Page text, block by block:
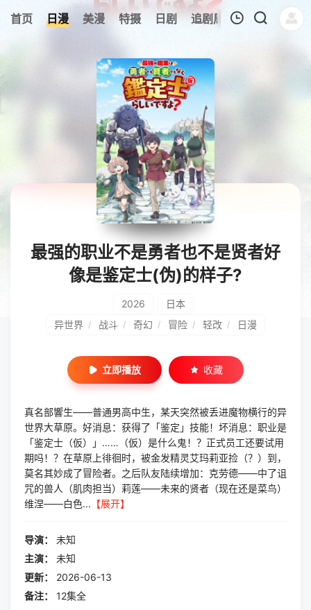
首页 日漫 美漫 特摄 日剧 追剧周表 今日更新
我的观影记录
暂无观看影片的记录
最强的职业不是勇者也不是贤者好
像是鉴定士(伪)的样子?
2026
日本
异世界 / 战斗 / 奇幻 / 冒险 / 轻改 / 日漫
立即播放 收藏
真名部響生——普通男高中生，某天突然被丢进魔物横行的异
世界大草原。好消息：获得了「鉴定」技能！坏消息：职业是
「鉴定士（仮）」……（仮）是什么鬼！？正式员工还要试用
期吗！？在草原上徘徊时，被金发精灵艾玛莉亚捡（？）到，
莫名其妙成了冒险者。之后队友陆续增加：克劳德——中了诅
咒的兽人（肌肉担当）莉莲——未来的贤者（现在还是菜鸟）
维涅——白色... 【展开】
导演：
未知
主演：
未知
更新：
2026-06-13
备注：
12集全